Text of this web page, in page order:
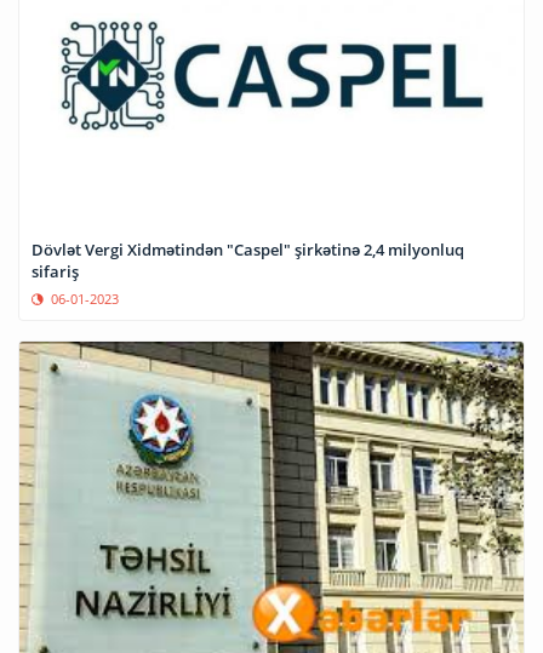
Dövlət Vergi Xidmətindən "Caspel" şirkətinə 2,4 milyonluq
sifariş
06-01-2023